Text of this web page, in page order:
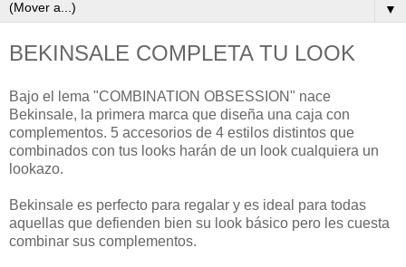
▼
BEKINSALE COMPLETA TU LOOK
Bajo el lema "COMBINATION OBSESSION" nace
Bekinsale, la primera marca que diseña una caja con
complementos. 5 accesorios de 4 estilos distintos que
combinados con tus looks harán de un look cualquiera un
lookazo.
Bekinsale es perfecto para regalar y es ideal para todas
aquellas que defienden bien su look básico pero les cuesta
combinar sus complementos.